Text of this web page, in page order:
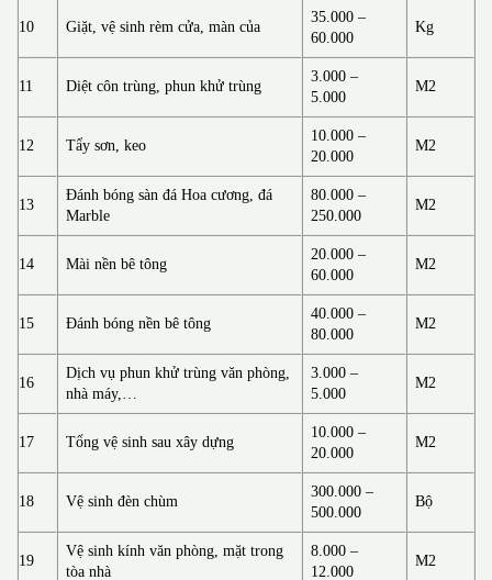
10 Giặt, vệ sinh rèm cửa, màn của
35.000 –
60.000
Kg
11 Diệt côn trùng, phun khử trùng
3.000 –
5.000
M2
12 Tẩy sơn, keo
10.000 –
20.000
M2
13
Đánh bóng sàn đá Hoa cương, đá
Marble
80.000 –
250.000
M2
14 Mài nền bê tông
20.000 –
60.000
M2
15 Đánh bóng nền bê tông
40.000 –
80.000
M2
16
Dịch vụ phun khử trùng văn phòng,
nhà máy,…
3.000 –
5.000
M2
17 Tổng vệ sinh sau xây dựng
10.000 –
20.000
M2
18 Vệ sinh đèn chùm
300.000 –
500.000
Bộ
19
Vệ sinh kính văn phòng, mặt trong
tòa nhà
8.000 –
12.000
M2